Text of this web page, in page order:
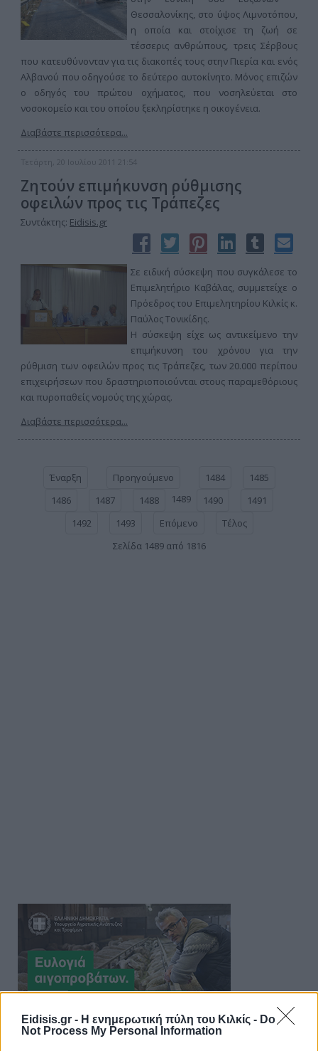
Eidisis.gr - Η ενημερωτική πύλη του Κιλκίς - Do
Not Process My Personal Information
Θεσσαλονίκης, στο ύψος Λιμνοτόπου,
η οποία και στοίχισε τη ζωή σε
τέσσερις ανθρώπους, τρεις Σέρβους
που κατευθύνονταν για τις διακοπές τους στην Πιερία και ενός
Αλβανού που οδηγούσε το δεύτερο αυτοκίνητο. Μόνος επιζών
ο οδηγός του πρώτου οχήματος, που νοσηλεύεται στο
νοσοκομείο και του οποίου ξεκληρίστηκε η οικογένεια.
Διαβάστε περισσότερα...
Τετάρτη, 20 Ιουλίου 2011 21:54
Ζητούν επιμήκυνση ρύθμισης
οφειλών προς τις Τράπεζες
Συντάκτης: Eidisis.gr
Σε ειδική σύσκεψη που συγκάλεσε το
Επιμελητήριο Καβάλας, συμμετείχε ο
Πρόεδρος του Επιμελητηρίου Κιλκίς κ.
Παύλος Τονικίδης.
Η σύσκεψη είχε ως αντικείμενο την
επιμήκυνση του χρόνου για την
ρύθμιση των οφειλών προς τις Τράπεζες, των 20.000 περίπου
επιχειρήσεων που δραστηριοποιούνται στους παραμεθόριους
και πυροπαθείς νομούς της χώρας.
Διαβάστε περισσότερα...
Έναρξη Προηγούμενο 1484
1485
1486
1487 1488 1489 1490
1491
1492
1493 Επόμενο
Τέλος
Σελίδα 1489 από 1816